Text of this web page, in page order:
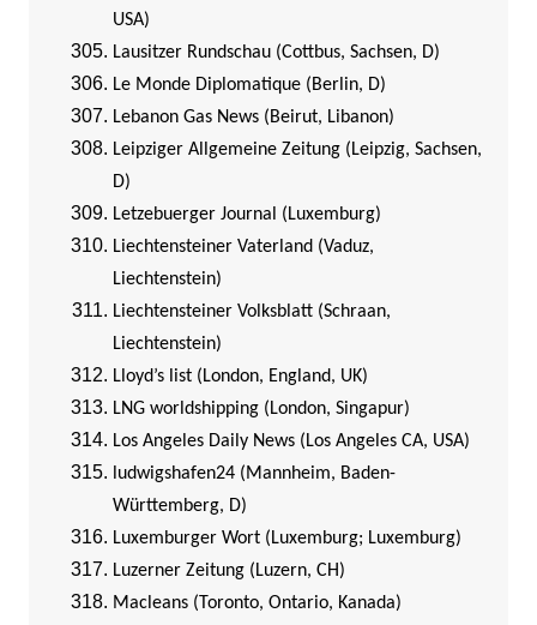
USA)
Lausitzer Rundschau (Cottbus, Sachsen, D)
Le Monde Diplomatique (Berlin, D)
Lebanon Gas News (Beirut, Libanon)
Leipziger Allgemeine Zeitung (Leipzig, Sachsen,
D)
Letzebuerger Journal (Luxemburg)
Liechtensteiner Vaterland (Vaduz,
Liechtenstein)
Liechtensteiner Volksblatt (Schraan,
Liechtenstein)
Lloyd’s list (London, England, UK)
LNG worldshipping (London, Singapur)
Los Angeles Daily News (Los Angeles CA, USA)
ludwigshafen24 (Mannheim, Baden-
Württemberg, D)
Luxemburger Wort (Luxemburg; Luxemburg)
Luzerner Zeitung (Luzern, CH)
Macleans (Toronto, Ontario, Kanada)